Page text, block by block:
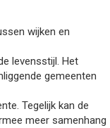
wijken en
levensstijl. Het
gemeenten
Tegelijk kan de
meer samenhang